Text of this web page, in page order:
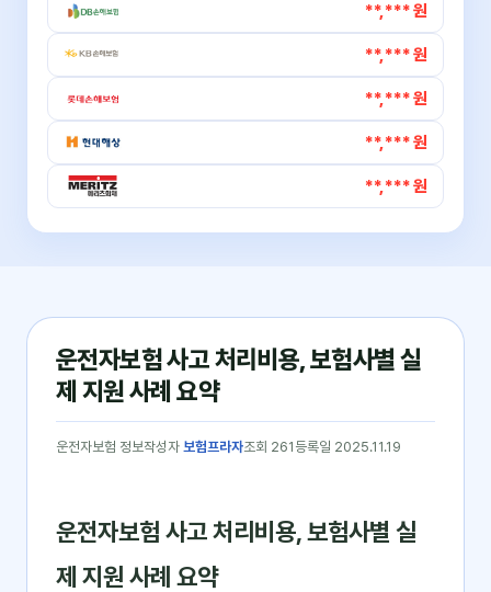
**,*** 원
**,*** 원
**,*** 원
**,*** 원
**,*** 원
운전자보험 사고 처리비용, 보험사별 실
제 지원 사례 요약
운전자보험 정보작성자 보험프라자조회 261 등록일 2025.11.19
운전자보험 사고 처리비용, 보험사별 실
제 지원 사례 요약